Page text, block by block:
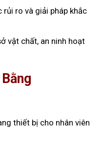
ro và giải pháp khắc
vật chất, an ninh hoạt
thiết bị cho nhân viên